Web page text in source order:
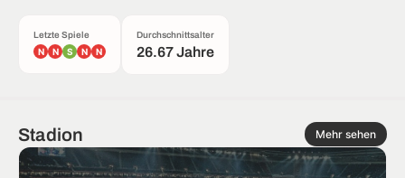
Letzte Spiele
N N S N N
Durchschnittsalter
26.67 Jahre
Stadion Mehr sehen